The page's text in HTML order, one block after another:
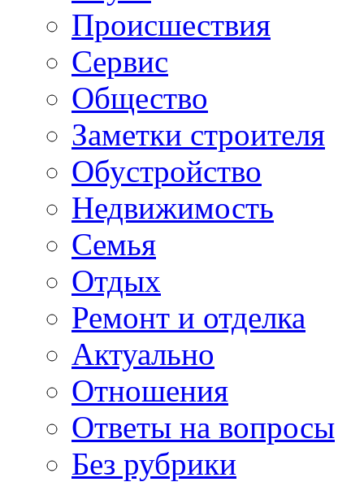
Происшествия
Сервис
Общество
Заметки строителя
Обустройство
Недвижимость
Семья
Отдых
Ремонт и отделка
Актуально
Отношения
Ответы на вопросы
Без рубрики